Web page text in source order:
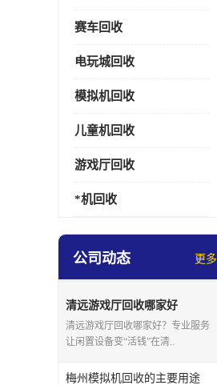
赛车回收
电玩城回收
模拟机回收
儿童机回收
游戏厅回收
*机回收
公司动态 更多
清远游戏厅回收哪家好
清远游戏厅回收哪家好？专业服务
让闲置设备变“活钱”在清..
梅州模拟机回收的主要用途